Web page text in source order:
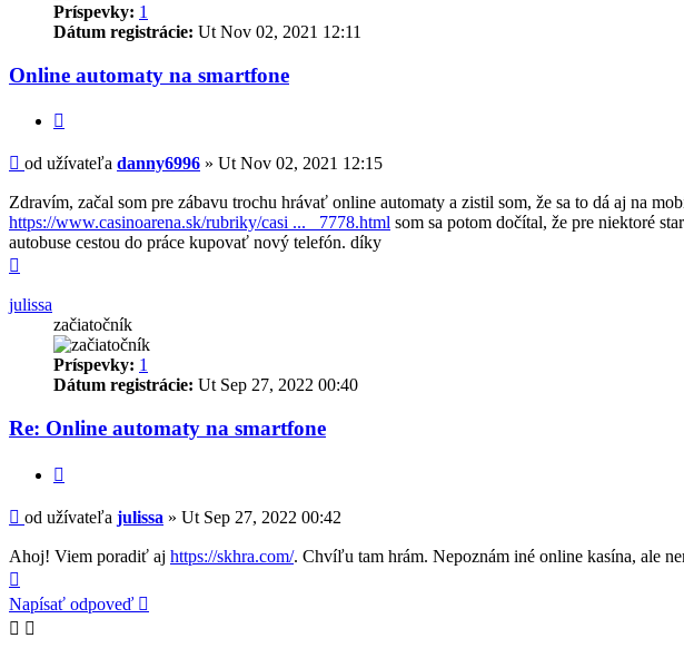
Príspevky: 1
Dátum registrácie: Ut Nov 02, 2021 12:11
Online automaty na smartfone
Príspevok
od užívateľa danny6996 » Ut Nov 02, 2021 12:15
Zdravím, začal som pre zábavu trochu hrávať online automaty a zistil som, že sa to dá aj na
https://www.casinoarena.sk/rubriky/casi ... _7778.html som sa potom dočítal, že pre niektoré
autobuse cestou do práce kupovať nový telefón. díky
julissa
začiatočník
Príspevky: 1
Dátum registrácie: Ut Sep 27, 2022 00:40
Re: Online automaty na smartfone
Príspevok
od užívateľa julissa » Ut Sep 27, 2022 00:42
Ahoj! Viem poradiť aj https://skhra.com/. Chvíľu tam hrám. Nepoznám iné online kasína, ale
Napísať odpoveď